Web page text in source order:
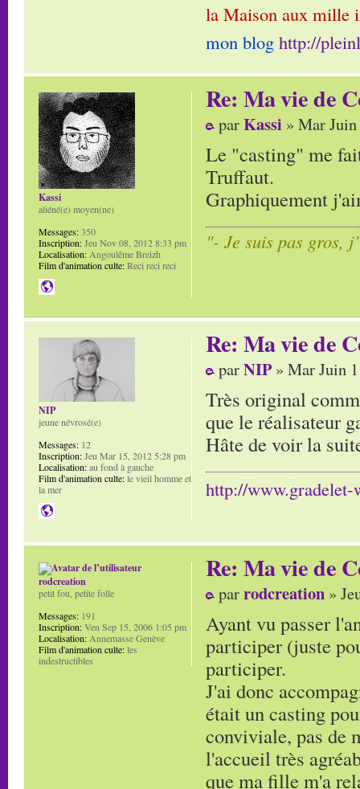
la Maison aux mille
mon blog http://
Re: Ma vie de
parKassi » Mar
Le "casting" me
Truffaut.
Graphiquement
"- Je suis pas gros,
Kassi
aliéné(e) moyen(ne)
Messages:350
Inscription:Jeu Nov 08, 2012 8:33 pm
Localisation: Angoulême Breizh
Film d'animation culte:Reci reci reci
Re: Ma vie de
parNIP» Mar Juin
Très original
que le réalisateur
Hâte de voir la
http://
NIP
jeune névrosé(e)
Messages: 12
Inscription:Jeu Mar 15, 2012 5:28 pm
Localisation:au fond à gauche
Film d'animation culte:le vieil homme et
la mer
Re: Ma vie de
parrodcreation »
Ayant vu passer
participer (juste
participer.
J'ai donc
était un casting
conviviale, pas de
l'accueil très
que ma fille m'a
rodcreation
petit fou, petite folle
Messages: 191
Inscription:Ven Sep 15, 2006 1:05 pm
Localisation: Annemasse Genève
Film d'animation culte:les
indestructibles